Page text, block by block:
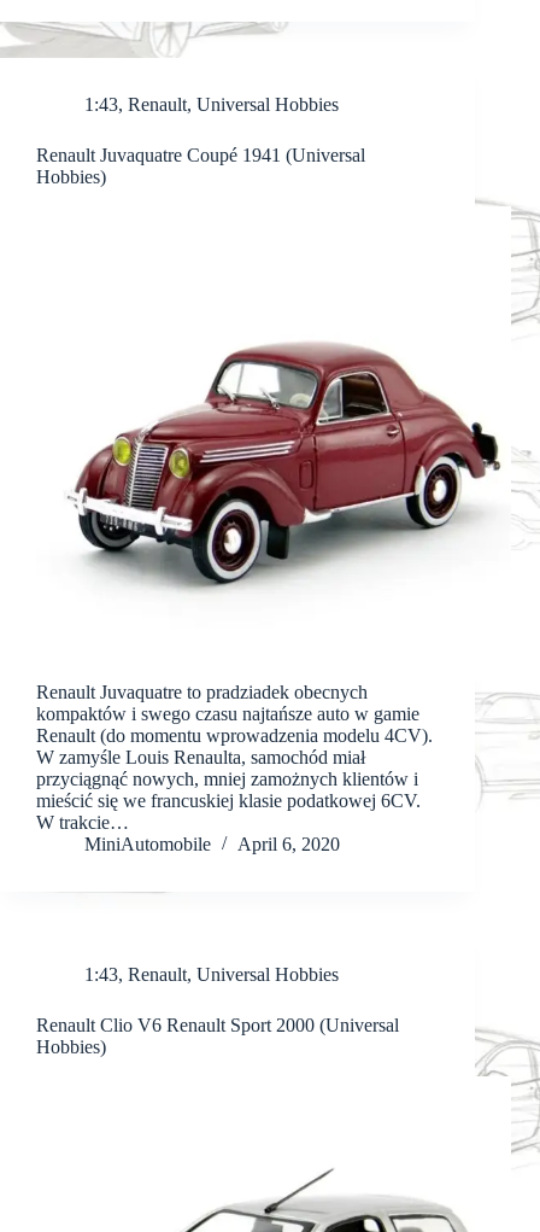
1:43, Renault, Universal Hobbies
Renault Juvaquatre Coupé 1941 (Universal
Hobbies)
Renault Juvaquatre to pradziadek obecnych
kompaktów i swego czasu najtańsze auto w gamie
Renault (do momentu wprowadzenia modelu 4CV).
W zamyśle Louis Renaulta, samochód miał
przyciągnąć nowych, mniej zamożnych klientów i
mieścić się we francuskiej klasie podatkowej 6CV.
W trakcie…
MiniAutomobile
April 6, 2020
1:43, Renault, Universal Hobbies
Renault Clio V6 Renault Sport 2000 (Universal
Hobbies)